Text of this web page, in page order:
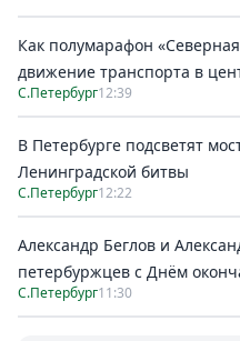
Как полумарафон
движение транспорта в
С.Петербург12:39
В Петербурге подсветят
Ленинградской битвы
С.Петербург12:22
Александр Беглов и
петербуржцев с Днём
С.Петербург11:30